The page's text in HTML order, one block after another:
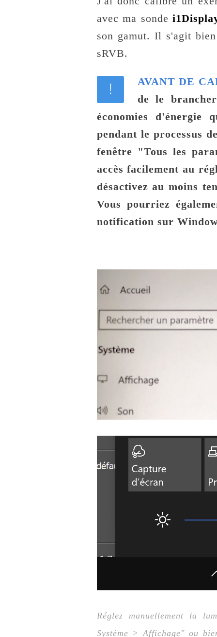
avec ma sonde
son gamut. Il s'agit
sRVB.
AVANT DE
de le
économies d'énergie
pendant le processus
fenêtre "Tous les
accès facilement au
désactivez au moins
Vous pourriez
notification sur
Réglez manuellement la
Système > Affichage" ou